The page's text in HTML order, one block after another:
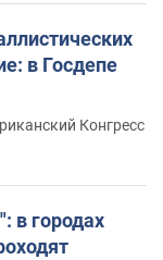
в Госдепе
Конгресс
в городах